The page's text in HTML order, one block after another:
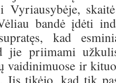
Vyriausybėje,
bandė įdėti
kad
jie priimami
vaidinimuose ir
Jis tikėjo, kad tik